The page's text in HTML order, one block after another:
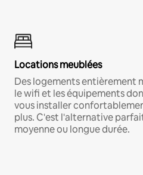
Locations meublées
Des logements entièrement
le wifi et les équipements
vous installer
plus. C'est l'alternative
moyenne ou longue durée.